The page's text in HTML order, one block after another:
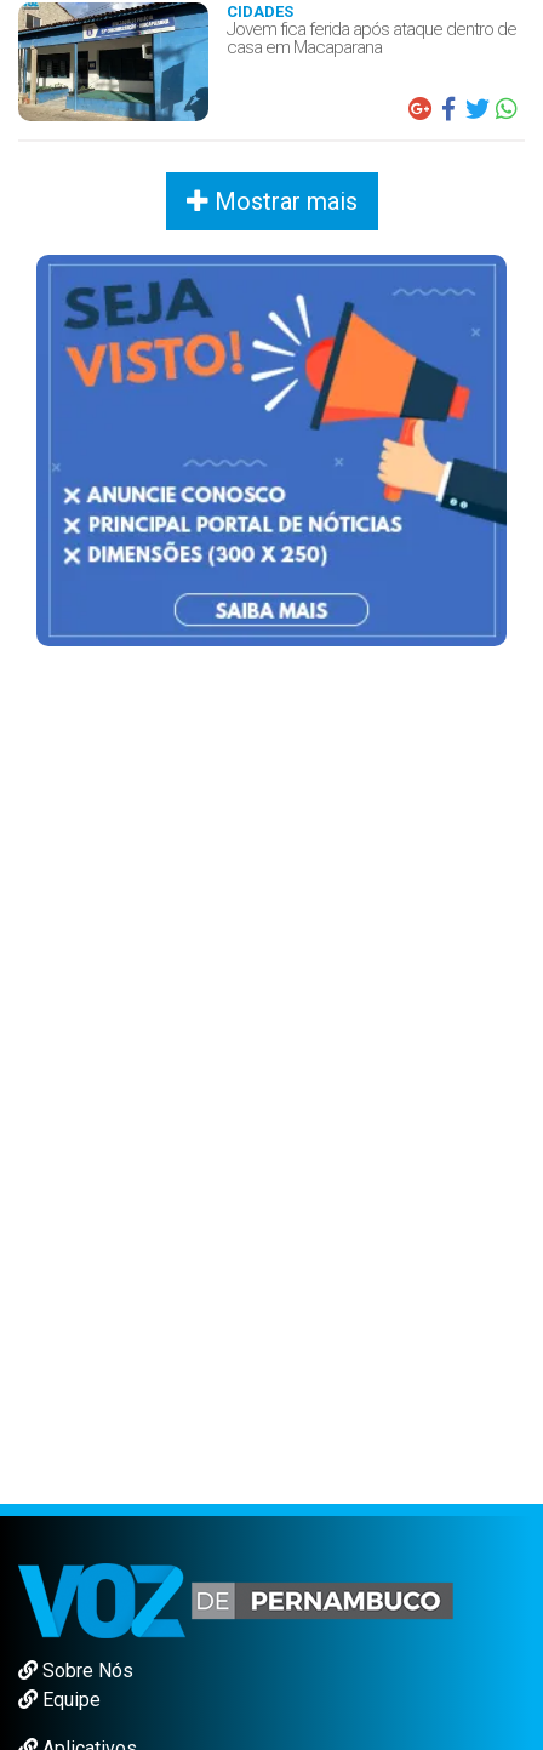
CIDADES
Jovem fica ferida após ataque dentro de
casa em Macaparana
Mostrar mais
Sobre Nós
Equipe